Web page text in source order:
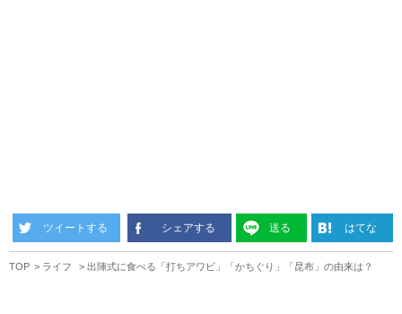
ツイートする シェアする 送る はてな
TOP ライフ 出陣式に食べる「打ちアワビ」「かちぐり」「昆布」の由来は？